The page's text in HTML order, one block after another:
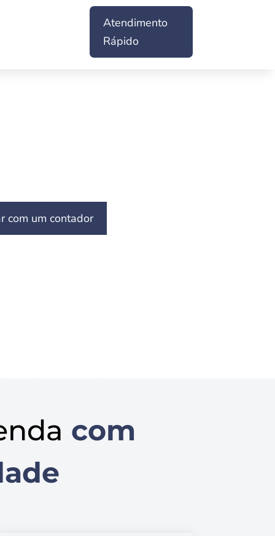
Atendimento
Rápido
com um contador
com